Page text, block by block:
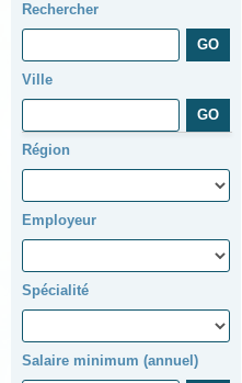
Rechercher
Ville
Région
Employeur
Spécialité
Salaire minimum (annuel)